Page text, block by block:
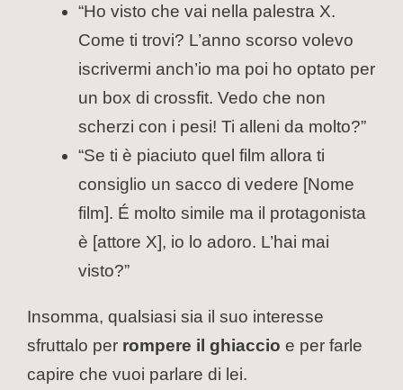
“Ho visto che vai nella palestra X.
Come ti trovi? L’anno scorso volevo
iscrivermi anch’io ma poi ho optato per
un box di crossfit. Vedo che non
scherzi con i pesi! Ti alleni da molto?”
“Se ti è piaciuto quel film allora ti
consiglio un sacco di vedere [Nome
film]. É molto simile ma il protagonista
è [attore X], io lo adoro. L’hai mai
visto?”
Insomma, qualsiasi sia il suo interesse
sfruttalo per rompere il ghiaccio e per farle
capire che vuoi parlare di lei.